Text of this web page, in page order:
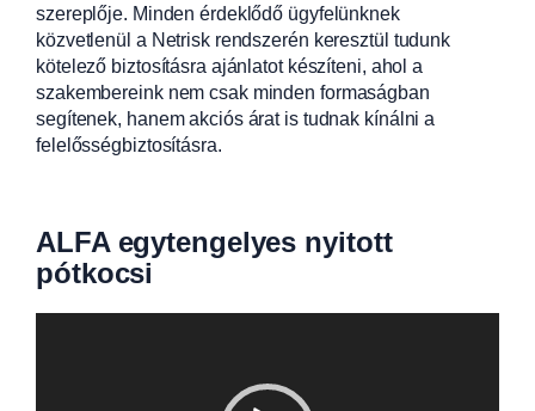
szereplője. Minden érdeklődő ügyfelünknek
közvetlenül a Netrisk rendszerén keresztül tudunk
kötelező biztosításra ajánlatot készíteni, ahol a
szakembereink nem csak minden formaságban
segítenek, hanem akciós árat is tudnak kínálni a
felelősségbiztosításra.
ALFA egytengelyes nyitott
pótkocsi